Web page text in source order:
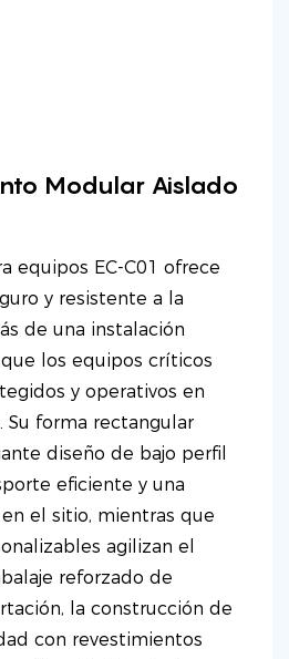
Modular Aislado
equipos EC-C01 ofrece
y resistente a la
de una instalación
los equipos críticos
y operativos en
Su forma rectangular
diseño de bajo perfil
eficiente y una
el sitio, mientras que
agilizan el
reforzado de
la construcción de
con revestimientos